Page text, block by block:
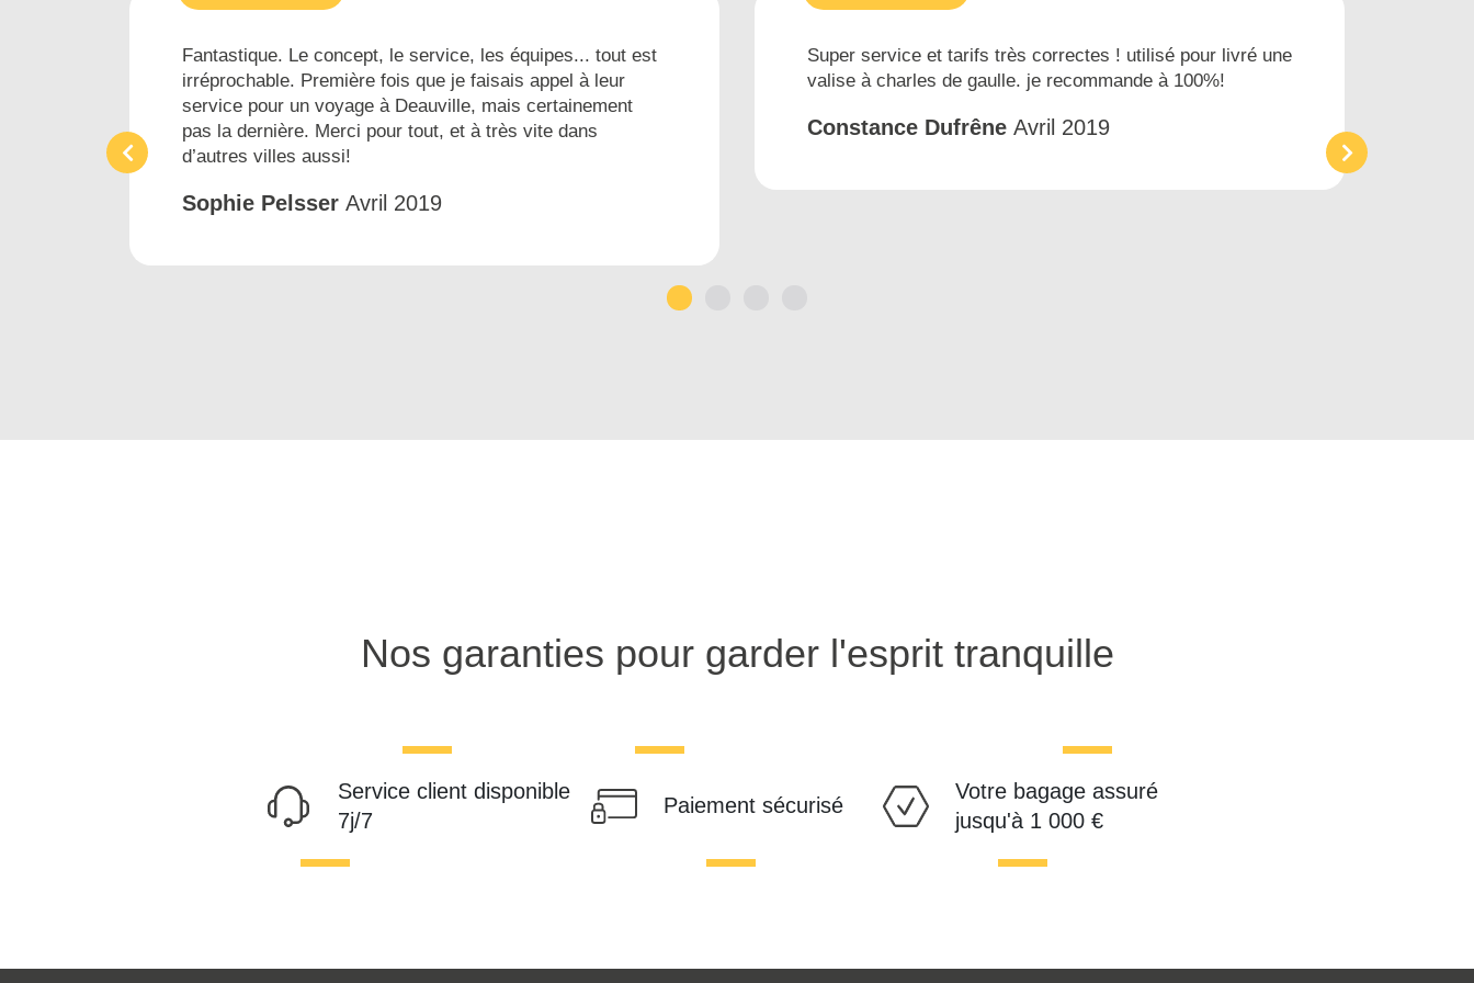
Fantastique. Le concept, le service, les équipes... tout est
irréprochable. Première fois que je faisais appel à leur
service pour un voyage à Deauville, mais certainement
pas la dernière. Merci pour tout, et à très vite dans
d’autres villes aussi!
Sophie Pelsser Avril 2019
Super service et tarifs très correctes ! utilisé pour livré une
valise à charles de gaulle. je recommande à 100%!
Constance Dufrêne Avril 2019
Nos garanties pour garder l'esprit tranquille
Service client disponible
7j/7
Paiement sécurisé
Votre bagage assuré
jusqu'à 1 000 €